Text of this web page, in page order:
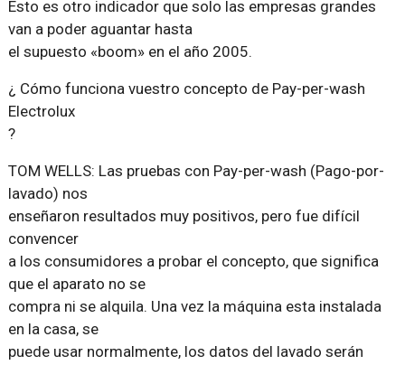
Esto es otro indicador que solo las empresas grandes
van a poder aguantar hasta
el supuesto «boom» en el año 2005.
¿ Cómo funciona vuestro concepto de Pay-per-wash
Electrolux
?
TOM WELLS: Las pruebas con Pay-per-wash (Pago-por-
lavado) nos
enseñaron resultados muy positivos, pero fue difícil
convencer
a los consumidores a probar el concepto, que significa
que el aparato no se
compra ni se alquila. Una vez la máquina esta instalada
en la casa, se
puede usar normalmente, los datos del lavado serán